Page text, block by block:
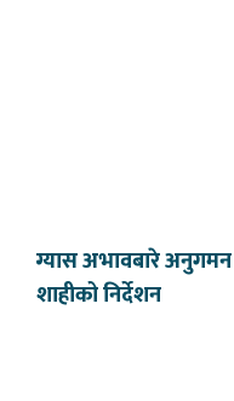
ग्यास अभावबारे अनुगमन
शाहीको निर्देशन